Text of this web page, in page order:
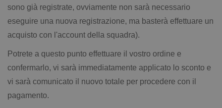
sono già registrate, ovviamente non sarà necessario
eseguire una nuova registrazione, ma basterà effettuare un
acquisto con l'account della squadra).
Potrete a questo punto effettuare il vostro ordine e
confermarlo, vi sarà immediatamente applicato lo sconto e
vi sarà comunicato il nuovo totale per procedere con il
pagamento.